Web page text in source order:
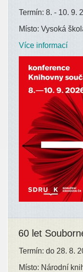
Termín: 8. - 10. 9.
Místo: Vysoká
Více informací
60 let
Termín: do 28. 8.
Místo: Národní